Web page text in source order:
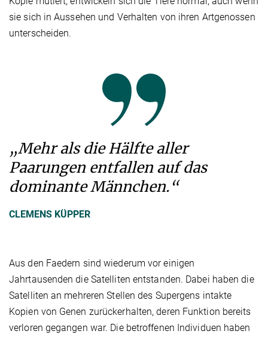
sie sich in Aussehen und Verhalten von ihren Artgenossen
unterscheiden.
„Mehr als die Hälfte aller
Paarungen entfallen auf das
dominante Männchen.“
CLEMENS KÜPPER
Aus den Faedern sind wiederum vor einigen
Jahrtausenden die Satelliten entstanden. Dabei haben die
Satelliten an mehreren Stellen des Supergens intakte
Kopien von Genen zurückerhalten, deren Funktion bereits
verloren gegangen war. Die betroffenen Individuen haben